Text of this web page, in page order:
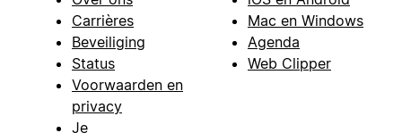
Carrières
Beveiliging
Status
Voorwaarden en
privacy
Je
Mac en Windows
Agenda
Web Clipper